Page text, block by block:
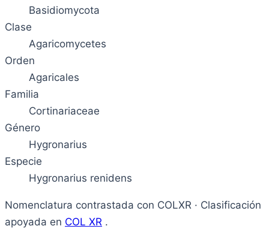
Basidiomycota
Clase
Agaricomycetes
Orden
Agaricales
Familia
Cortinariaceae
Género
Hygronarius
Especie
Hygronarius renidens
Nomenclatura contrastada con COLXR · Clasificación
apoyada en COL XR .